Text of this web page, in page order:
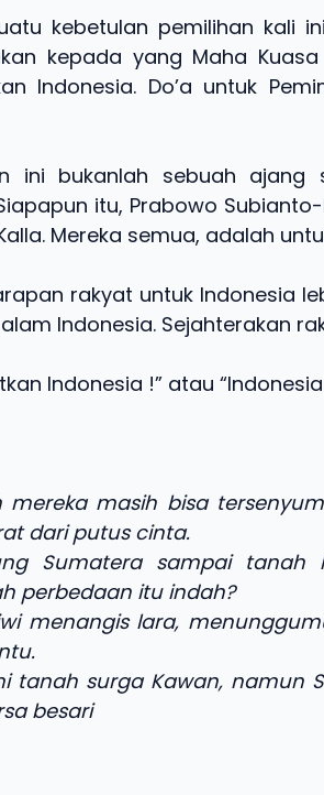
kebetulan pemilihan kali
kepada yang Maha
Indonesia. Do’a untuk
ini bukanlah sebuah
itu, Prabowo
Mereka semua, adalah
rakyat untuk Indonesia
Indonesia. Sejahterakan
Indonesia !” atau
mereka masih bisa
dari putus cinta.
Sumatera sampai tanah
perbedaan itu indah?
menangis lara,
tanah surga Kawan, namun
besari